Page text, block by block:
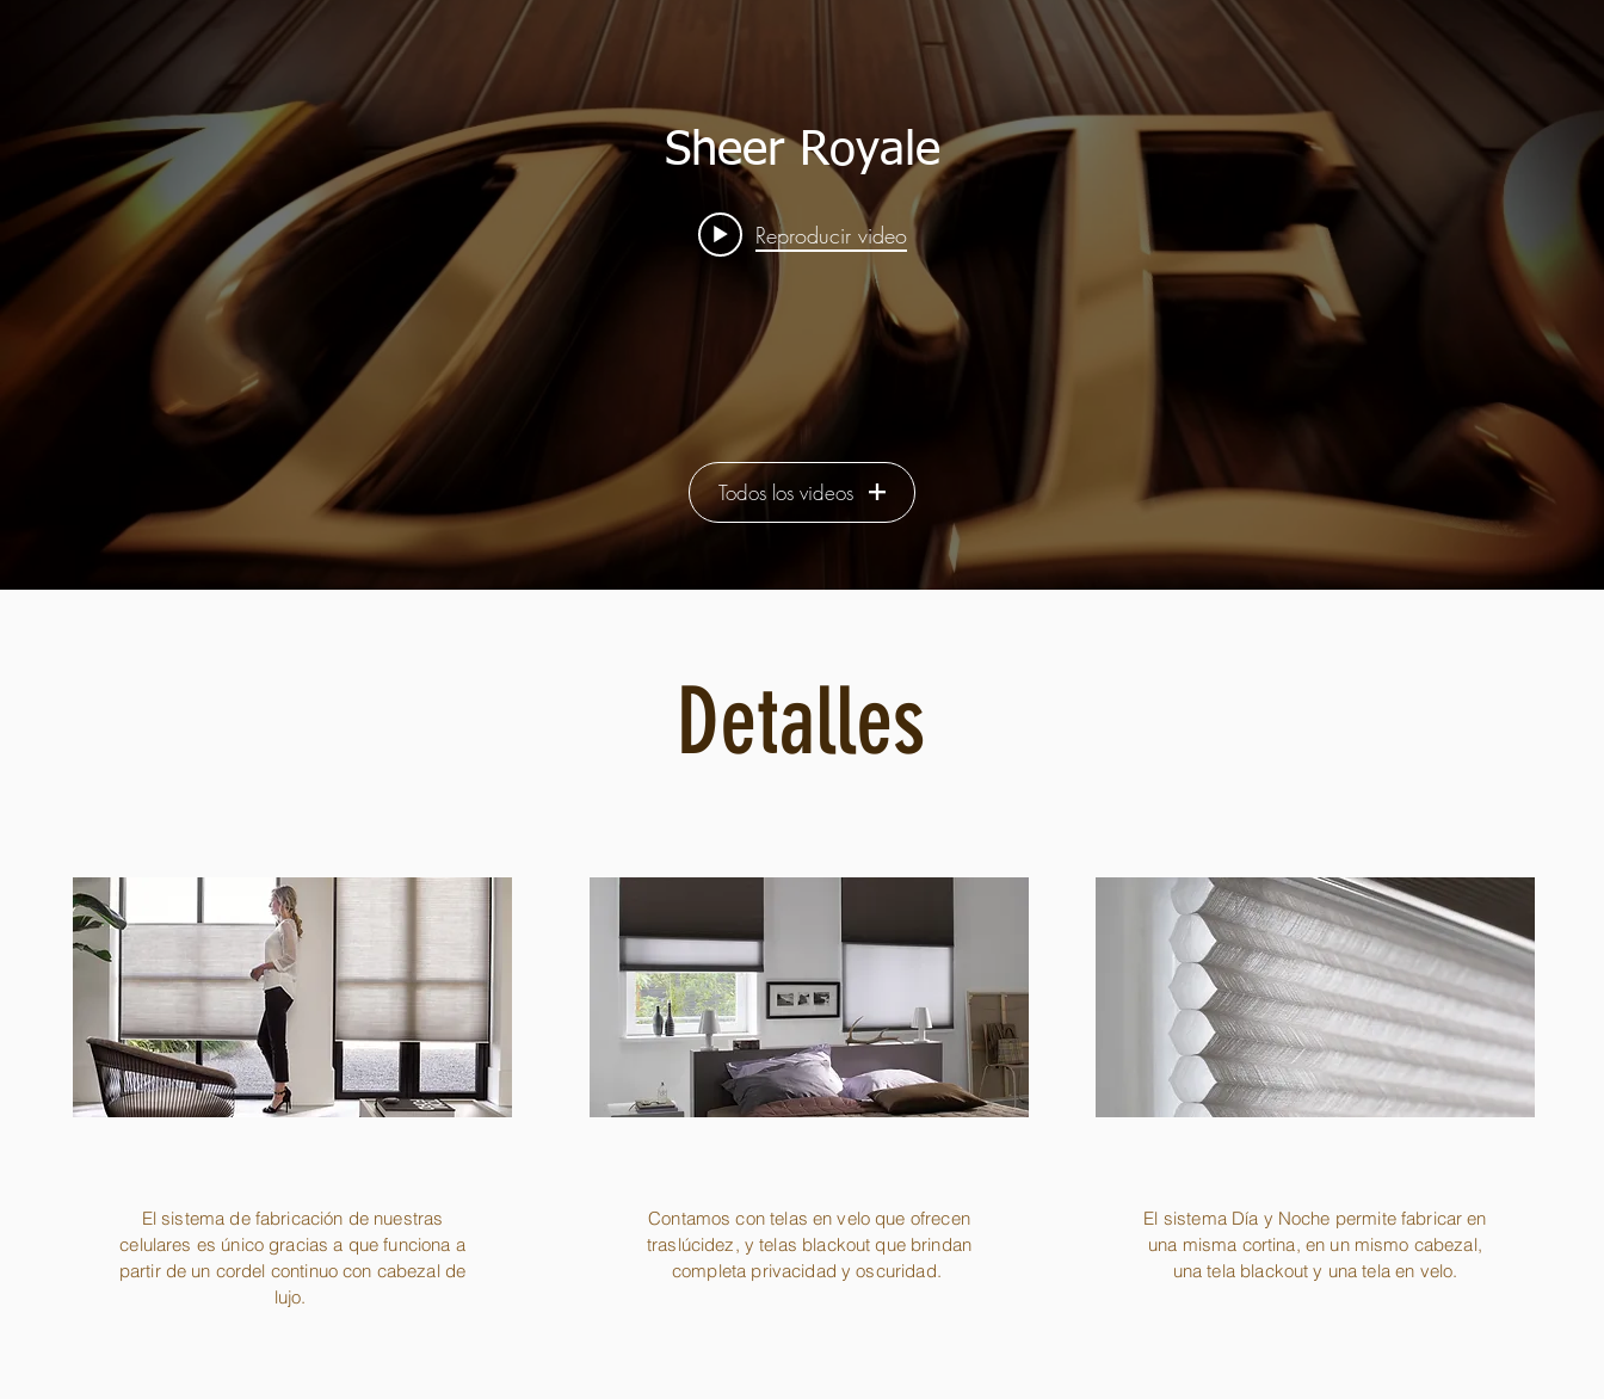
Sheer Royale
Reproducir video
Todos los videos
Detalles
El sistema de fabricación de nuestras
celulares es único gracias a que funciona a
partir de un cordel continuo con cabezal de
lujo.
Contamos con telas en velo que ofrecen
traslúcidez, y telas blackout que brindan
completa privacidad y oscuridad.
El sistema Día y Noche permite fabricar en
una misma cortina, en un mismo cabezal,
una tela blackout y una tela en velo.